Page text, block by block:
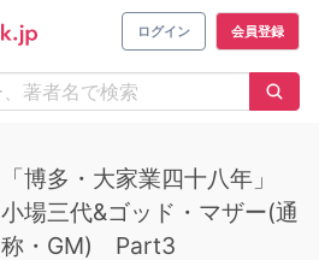
ログイン 会員登録
「博多・大家業四十八年」
小場三代&ゴッド・マザー(通
称・GM) Part3